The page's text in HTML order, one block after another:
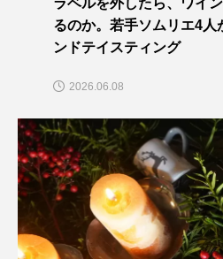
ラベルを外したら、ワイ
るのか。若手ソムリエ4人
ンドテイスティング
2026.06.08